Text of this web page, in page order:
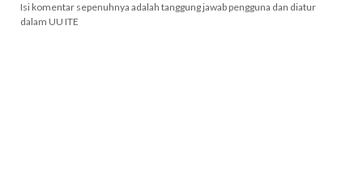
Isi komentar sepenuhnya adalah tanggung jawab pengguna dan diatur
dalam UU ITE